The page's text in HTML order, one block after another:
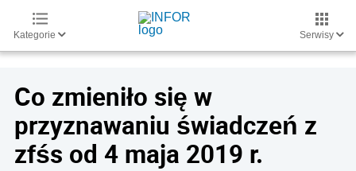
Kategorie Serwisy
Co zmieniło się w
przyznawaniu świadczeń z
zfśs od 4 maja 2019 r.